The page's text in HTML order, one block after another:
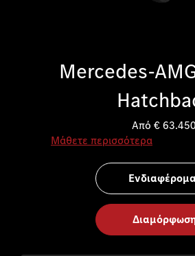
Mercedes-
Από € 63.450
Μάθετε περισσότερα